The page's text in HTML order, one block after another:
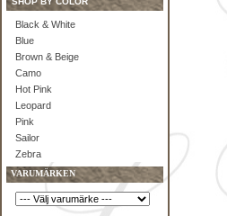
Black & White
Blue
Brown & Beige
Camo
Hot Pink
Leopard
Pink
Sailor
Zebra
VARUMÄRKEN